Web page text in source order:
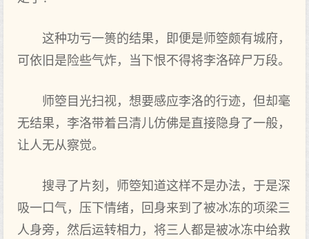
这种功亏一篑的结果，即便是师箜颇有城府，
可依旧是险些气炸，当下恨不得将李洛碎尸万段。
师箜目光扫视，想要感应李洛的行迹，但却毫
无结果，李洛带着吕清儿仿佛是直接隐身了一般，
让人无从察觉。
搜寻了片刻，师箜知道这样不是办法，于是深
吸一口气，压下情绪，回身来到了被冰冻的项梁三
人身旁，然后运转相力，将三人都是被冰冻中给救